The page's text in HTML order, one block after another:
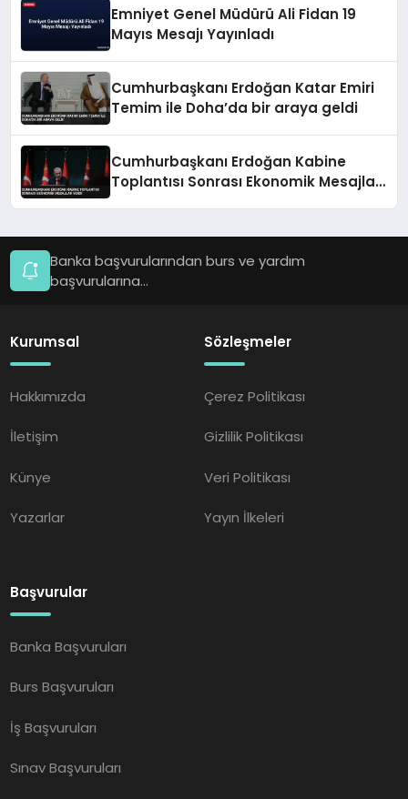
Emniyet Genel Müdürü Ali Fidan 19
Mayıs Mesajı Yayınladı
Cumhurbaşkanı Erdoğan Katar Emiri
Temim ile Doha’da bir araya geldi
Cumhurbaşkanı Erdoğan Kabine
Toplantısı Sonrası Ekonomik Mesajlar
Banka başvurularından burs ve yardım
başvurularına...
Kurumsal
Hakkımızda
İletişim
Künye
Yazarlar
Sözleşmeler
Çerez Politikası
Gizlilik Politikası
Veri Politikası
Yayın İlkeleri
Başvurular
Banka Başvuruları
Burs Başvuruları
İş Başvuruları
Sınav Başvuruları